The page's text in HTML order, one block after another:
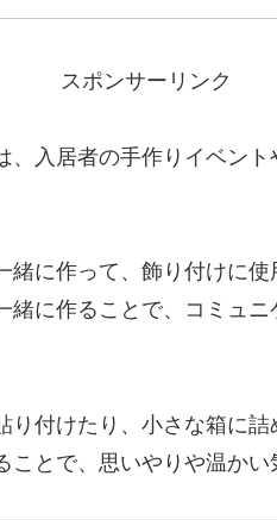
スポンサーリンク
、入居者の手作りイベン
緒に作って、飾り付けに
緒に作ることで、コミュ
り付けたり、小さな箱に
とで、思いやりや温かい